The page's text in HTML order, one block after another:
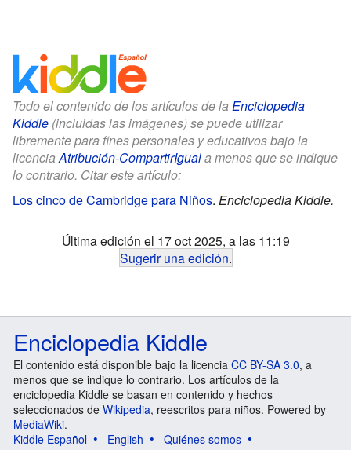
Todo el contenido de los artículos de la Enciclopedia
Kiddle (incluidas las imágenes) se puede utilizar
libremente para fines personales y educativos bajo la
licenciaAtribución-CompartirIguala menos que se indique
lo contrario. Citar este artículo:
Los cinco de Cambridge para Niños. Enciclopedia Kiddle.
Última edición el 17 oct 2025, a las 11:19
Sugerir una edición.
Enciclopedia Kiddle
El contenido está disponible bajo la licencia CC BY-SA 3.0, a
menos que se indique lo contrario. Los artículos de la
enciclopedia Kiddle se basan en contenido y hechos
seleccionados de Wikipedia, reescritos para niños. Powered by
MediaWiki.
Kiddle Español
English
Quiénes somos